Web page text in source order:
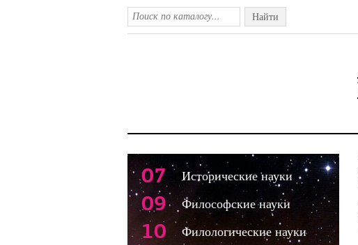
Найти
07 Исторические науки
09 Философские науки
10 Филологические науки